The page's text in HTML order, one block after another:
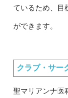
ているため、目
ができます。
クラブ・サー
聖マリアンナ医